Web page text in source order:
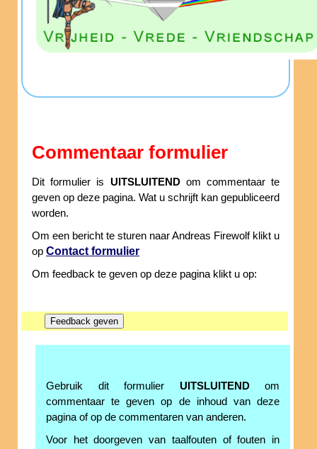
Commentaar formulier
Dit formulier is UITSLUITENDom commentaar te
geven op deze pagina. Wat u schrijft kan gepubliceerd
worden.
Om een bericht te sturen naar Andreas Firewolf klikt u
op Contact formulier
Om feedback te geven op deze pagina klikt u op:
Gebruik dit formulier UITSLUITENDom
commentaar te geven op de inhoud van deze
pagina of op de commentaren van anderen.
Voor het doorgeven van taalfouten of fouten in